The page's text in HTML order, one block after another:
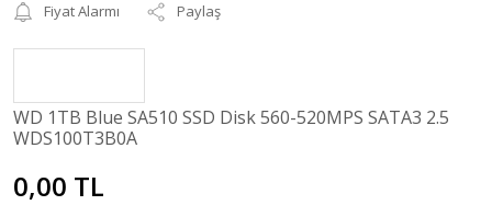
Fiyat Alarmı
Paylaş
WD 1TB Blue SA510 SSD Disk 560-520MPS SATA3 2.5
WDS100T3B0A
0,00 TL